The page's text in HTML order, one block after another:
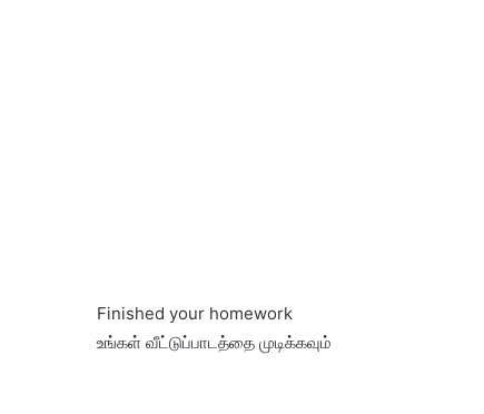
Finished your homework
உங்கள் வீட்டுப்பாடத்தை முடிக்கவும்